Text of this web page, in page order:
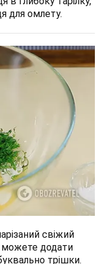
для омлету.
свіжий
можете додати
трішки.